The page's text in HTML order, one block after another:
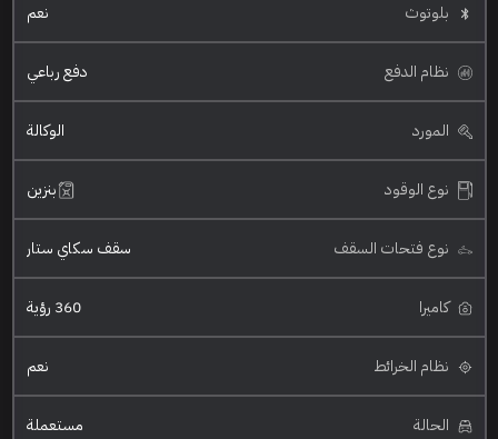
بلوتوث نعم
نظام الدفع دفع رباعي
المورد الوكالة
نوع الوقود بنزين
نوع فتحات السقف سقف سكاي ستار
كاميرا 360 رؤية
نظام الخرائط نعم
الحالة مستعملة